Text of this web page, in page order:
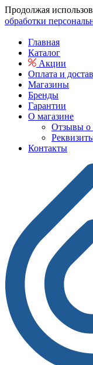
Продолжая
обработки
Главная
Каталог
Акции
Оплата и
Магазины
Бренды
Гарантии
О магазине
Отзывы о
Контакты